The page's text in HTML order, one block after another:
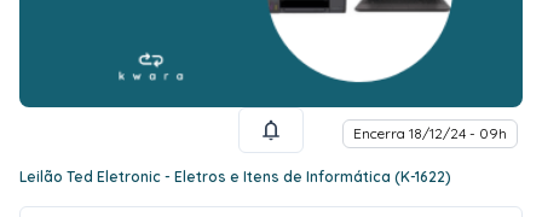
Encerra 18/12/24 - 09h
Leilão Ted Eletronic - Eletros e Itens de Informática (K-1622)